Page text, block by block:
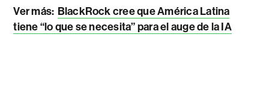
Ver más: BlackRock cree que América Latina
tiene “lo que se necesita” para el auge de la IA